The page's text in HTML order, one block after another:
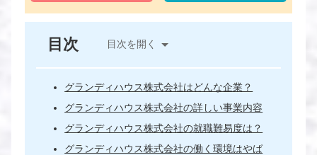
目次 目次を開く
グランディハウス株式会社はどんな企業？
グランディハウス株式会社の詳しい事業内容
グランディハウス株式会社の就職難易度は？
グランディハウス株式会社の働く環境はやば